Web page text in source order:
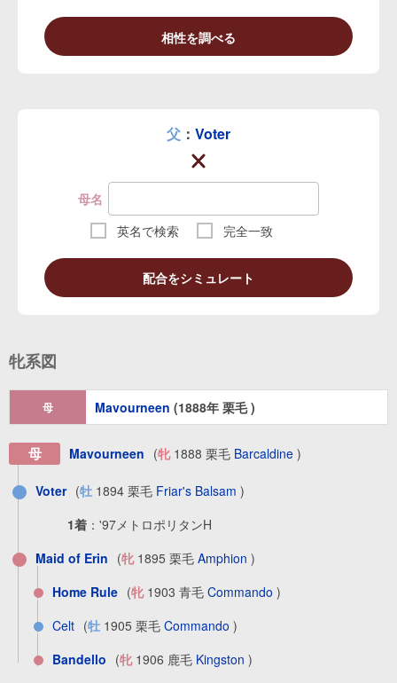
相性を調べる
父 ： Voter
母名
英名で検索
完全一致
配合をシミュレート
牝系図
母 Mavourneen (1888年 栗毛 )
母 Mavourneen (牝1888 栗毛 Barcaldine )
Voter (牡 1894 栗毛 Friar's Balsam )
1着 ： '97メトロポリタンH
Maid of Erin (牝1895 栗毛 Amphion )
Home Rule (牝1903 青毛 Commando )
Celt (牡 1905 栗毛 Commando )
Bandello (牝1906 鹿毛 Kingston )